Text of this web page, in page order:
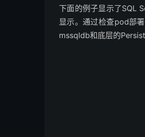
下面的例子显示了SQL
显示。通过检查pod部
mssqldb和底层的